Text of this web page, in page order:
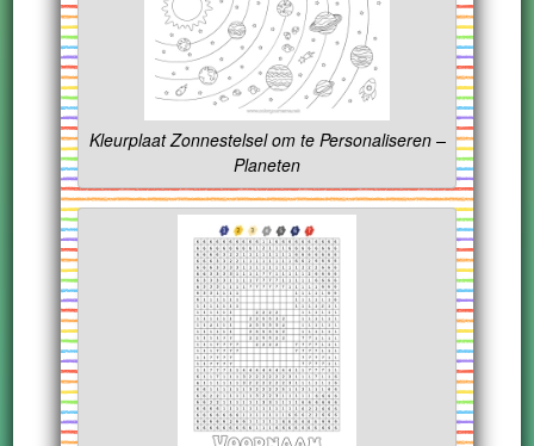
Kleurplaat Zonnestelsel om te Personaliseren –
Planeten